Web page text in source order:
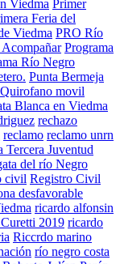
Viedma Primer
Feria del
Viedma PRO Río
Programa
Río Negro
Punta Bermeja
Quirofano movil
Blanca en Viedma
rechazo
reclamo reclamo unrn
Tercera Juventud
del río Negro
civil Registro Civil
desfavorable
ricardo alfonsin
2019 ricardo
Riccrdo marino
río negro costa